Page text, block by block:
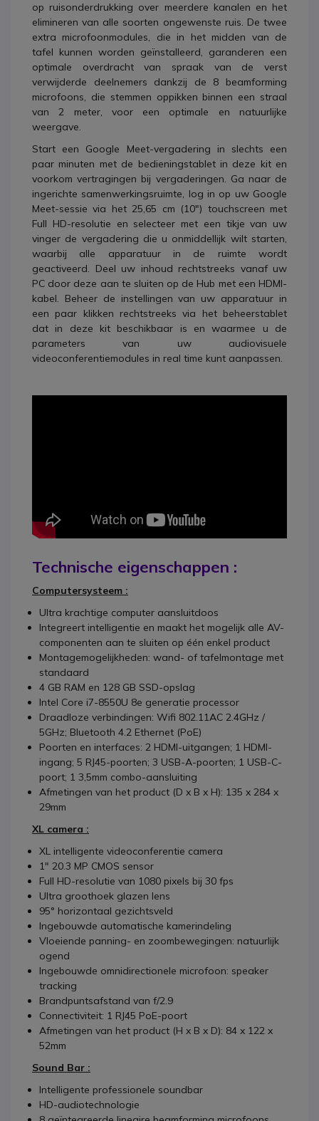
op ruisonderdrukking over meerdere kanalen en het
elimineren van alle soorten ongewenste ruis. De twee
extra microfoonmodules, die in het midden van de
tafel kunnen worden geïnstalleerd, garanderen een
optimale overdracht van spraak van de verst
verwijderde deelnemers dankzij de 8 beamforming
microfoons, die stemmen oppikken binnen een straal
van 2 meter, voor een optimale en natuurlijke
weergave.
Start een Google Meet-vergadering in slechts een
paar minuten met de bedieningstablet in deze kit en
voorkom vertragingen bij vergaderingen. Ga naar de
ingerichte samenwerkingsruimte, log in op uw Google
Meet-sessie via het 25,65 cm (10") touchscreen met
Full HD-resolutie en selecteer met een tikje van uw
vinger de vergadering die u onmiddellijk wilt starten,
waarbij alle apparatuur in de ruimte wordt
geactiveerd. Deel uw inhoud rechtstreeks vanaf uw
PC door deze aan te sluiten op de Hub met een HDMI-
kabel. Beheer de instellingen van uw apparatuur in
een paar klikken rechtstreeks via het beheerstablet
dat in deze kit beschikbaar is en waarmee u de
parameters van uw audiovisuele
videoconferentiemodules in real time kunt aanpassen.
Technische eigenschappen :
Computersysteem :
Ultra krachtige computer aansluitdoos
Integreert intelligentie en maakt het mogelijk alle AV-
componenten aan te sluiten op één enkel product
Montagemogelijkheden: wand- of tafelmontage met
standaard
4 GB RAM en 128 GB SSD-opslag
Intel Core i7-8550U 8e generatie processor
Draadloze verbindingen: Wifi 802.11AC 2.4GHz /
5GHz; Bluetooth 4.2 Ethernet (PoE)
Poorten en interfaces: 2 HDMI-uitgangen; 1 HDMI-
ingang; 5 RJ45-poorten; 3 USB-A-poorten; 1 USB-C-
poort; 1 3,5mm combo-aansluiting
Afmetingen van het product (D x B x H): 135 x 284 x
29mm
XL camera :
XL intelligente videoconferentie camera
1" 20.3 MP CMOS sensor
Full HD-resolutie van 1080 pixels bij 30 fps
Ultra groothoek glazen lens
95° horizontaal gezichtsveld
Ingebouwde automatische kamerindeling
Vloeiende panning- en zoombewegingen: natuurlijk
ogend
Ingebouwde omnidirectionele microfoon: speaker
tracking
Brandpuntsafstand van f/2.9
Connectiviteit: 1 RJ45 PoE-poort
Afmetingen van het product (H x B x D): 84 x 122 x
52mm
Sound Bar :
Intelligente professionele soundbar
HD-audiotechnologie